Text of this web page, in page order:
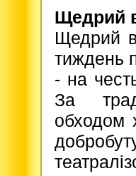
Щедрий
Щедрий
тиждень
- на
За
обходом